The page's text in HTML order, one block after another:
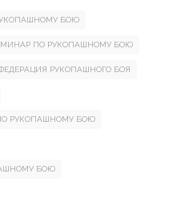
БОЮ
ПО РУКОПАШНОМУ БОЮ
РУКОПАШНОГО БОЯ
РУКОПАШНОМУ БОЮ
БОЮ